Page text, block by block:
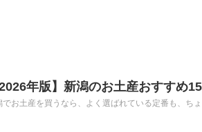
2026年版】新潟のお土産おすすめ
でお土産を買うなら、よく選ばれている定番も、ち